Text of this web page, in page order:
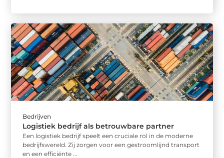
Bedrijven
Logistiek bedrijf als betrouwbare partner
Een logistiek bedrijf speelt een cruciale rol in de moderne
bedrijfswereld. Zij zorgen voor een gestroomlijnd transport
en een efficiënte ...